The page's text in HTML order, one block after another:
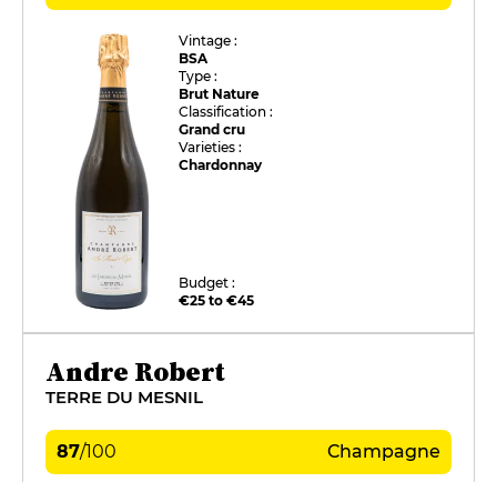
Vintage :
BSA
Type :
Brut Nature
Classification :
Grand cru
Varieties :
Chardonnay
Budget :
€25 to €45
Andre Robert
TERRE DU MESNIL
87/100 Champagne